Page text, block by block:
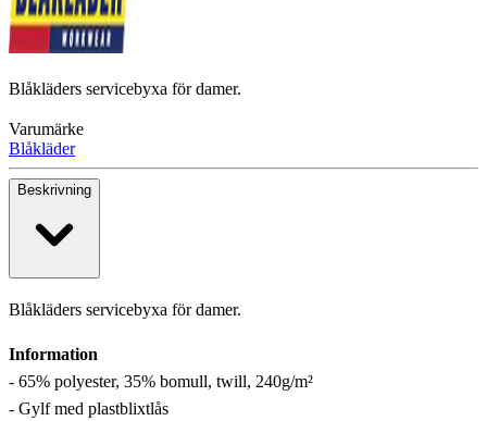
Blåkläders servicebyxa för damer.
Varumärke
Blåkläder
Beskrivning
Blåkläders servicebyxa för damer.
Information
- 65% polyester, 35% bomull, twill, 240g/m²
- Gylf med plastblixtlås